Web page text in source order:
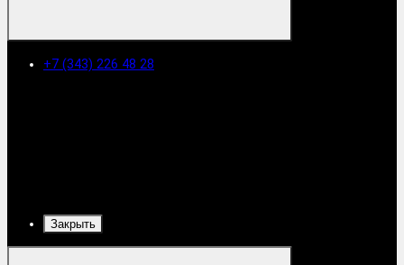
+7 (343) 226 48 28
Закрыть